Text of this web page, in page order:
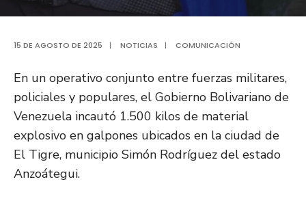
15 DE AGOSTO DE 2025 | NOTICIAS | COMUNICACIÓN
En un operativo conjunto entre fuerzas militares,
policiales y populares, el Gobierno Bolivariano de
Venezuela incautó 1.500 kilos de material
explosivo en galpones ubicados en la ciudad de
El Tigre, municipio Simón Rodríguez del estado
Anzoátegui.